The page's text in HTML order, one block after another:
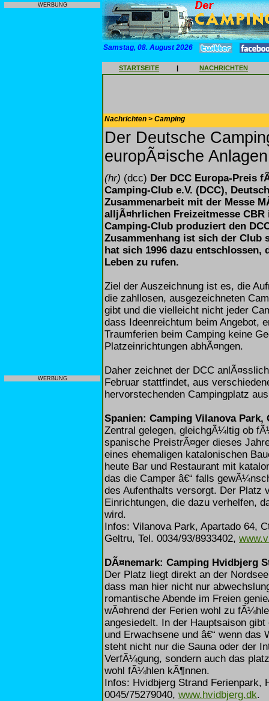
WERBUNG
WERBUNG
Samstag, 08. August 2026
STARTSEITE | NACHRICHTEN
Nachrichten > Camping
Der Deutsche
europÃ¤ische
(hr) (dcc) Der DCC Europa-Preis
Camping-Club e.V. (DCC),
Zusammenarbeit mit der Messe
alljÃ¤hrlichen Freizeitmesse
Camping-Club produziert den
Zusammenhang ist sich der Club
hat sich 1996 dazu
Leben zu rufen.
Ziel der Auszeichnung ist es, die
die zahllosen, ausgezeichneten
gibt und die vielleicht nicht jeder
dass Ideenreichtum beim Angebot,
Traumferien beim Camping keine
Platzeinrichtungen abhÃ¤ngen.
Daher zeichnet der DCC
Februar stattfindet, aus
hervorstechenden Campingplatz
Spanien: Camping Vilanova Park,
Zentral gelegen, gleichgÃ¼ltig ob
spanische PreistrÃ¤ger dieses
eines ehemaligen katalonischen
heute Bar und Restaurant mit
das die Camper â€“ falls
des Aufenthalts versorgt. Der
Einrichtungen, die dazu verhelfen,
wird.
Infos: Vilanova Park, Apartado 64,
Geltru, Tel. 0034/93/8933402,
DÃ¤nemark: Camping Hvidbjerg
Der Platz liegt direkt an der
dass man hier nicht nur
romantische Abende im Freien
wÃ¤hrend der Ferien wohl zu
angesiedelt. In der Hauptsaison
und Erwachsene und â€“ wenn
steht nicht nur die Sauna oder der
VerfÃ¼gung, sondern auch das
wohl fÃ¼hlen kÃ¶nnen.
Infos: Hvidbjerg Strand Ferienpark,
0045/75279040, www.hvidbjerg.dk.